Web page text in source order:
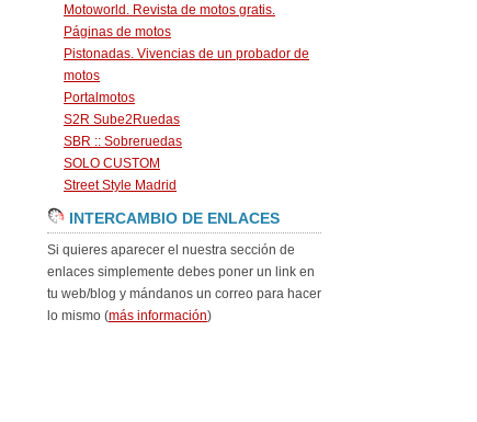
Motoworld. Revista de motos gratis.
Páginas de motos
Pistonadas. Vivencias de un probador de
motos
Portalmotos
S2R Sube2Ruedas
SBR :: Sobreruedas
SOLO CUSTOM
Street Style Madrid
INTERCAMBIO DE ENLACES
Si quieres aparecer el nuestra sección de
enlaces simplemente debes poner un link en
tu web/blog y mándanos un correo para hacer
lo mismo (más información)